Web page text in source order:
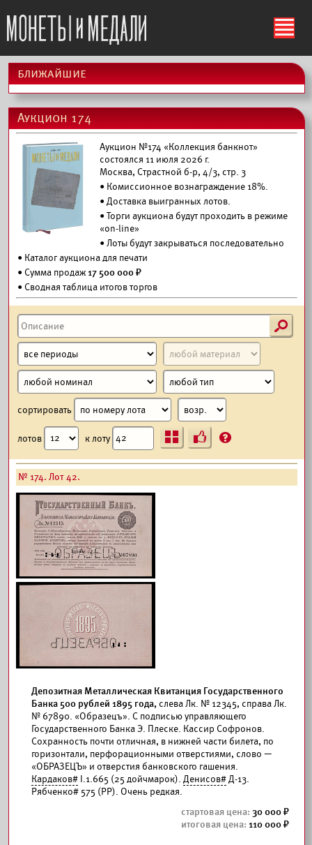
ś
ближайшие
Аукцион 174
Аукцион №174 «Коллекция банкнот»
состоялся 11 июля 2026 г.
Москва, Страстной б-р, 4/3, стр. 3
• Комиссионное вознаграждение 18%.
• Доставка выигранных лотов.
• Торги аукциона будут проходить в режиме
«on-line»
• Лоты будут закрываться последовательно
• Каталог аукциона для печати
• Сумма продаж17 500 000 ₽
• Сводная таблица итогов торгов
s
сортировать
лотов к лоту Ъ ?
№ 174. Лот 42.
Депозитная Металлическая Квитанция Государственного
Банка 500 рублей 1895 года, слева Лк. № 12345, справа Лк.
№ 67890. «Образецъ». С подписью управляющего
Государственного Банка Э. Плеске. Кассир Софронов.
Сохранность почти отличная, в нижней части билета, по
горизонтали, перфорационными отверстиями, слово —
«ОБРАЗЕЦЪ» и отверстия банковского гашения.
Кардаков# I.1.665 (25 дойчмарок). Денисов#Д-13.
Рябченко# 575 (РР). Очень редкая.
30 000
110 000